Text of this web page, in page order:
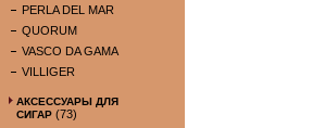
PERLA DEL MAR
QUORUM
VASCO DA GAMA
VILLIGER
АКСЕССУАРЫ ДЛЯ
СИГАР (73)